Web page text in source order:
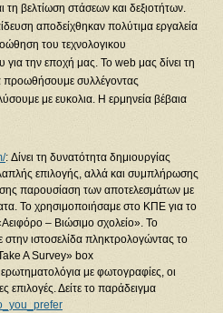
βελτίωση στάσεων και δεξιοτήτων.
αποδείχθηκαν πολύτιμα εργαλεία
του τεχνολογικου
για την εποχή μας. Το web μας δίνει τη
προωθήσουμε συλλέγοντας
με ευκολια. Η ερμηνεία βέβαια
: Δίνει τη δυνατότητα δημιουργίας
επιλογής, αλλά και συμπλήρωσης
παρουσίαση των αποτελεσμάτων με
Το χρησιμοποιήσαμε στο ΚΠΕ για το
– Βιώσιμο σχολείο». Το
στην ιστοσελίδα πληκτρολογώντας το
A Survey» box
με φωτογραφίες, οι
επιλογές. Δείτε το παράδειγμα